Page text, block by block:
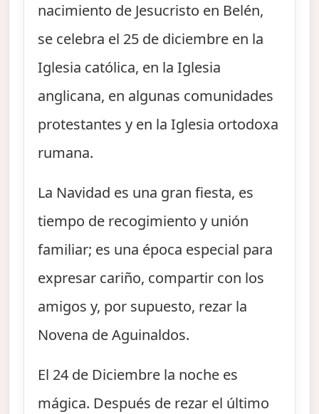
nacimiento de Jesucristo en Belén,
se celebra el 25 de diciembre en la
Iglesia católica, en la Iglesia
anglicana, en algunas comunidades
protestantes y en la Iglesia ortodoxa
rumana.
La Navidad es una gran fiesta, es
tiempo de recogimiento y unión
familiar; es una época especial para
expresar cariño, compartir con los
amigos y, por supuesto, rezar la
Novena de Aguinaldos.
El 24 de Diciembre la noche es
mágica. Después de rezar el último